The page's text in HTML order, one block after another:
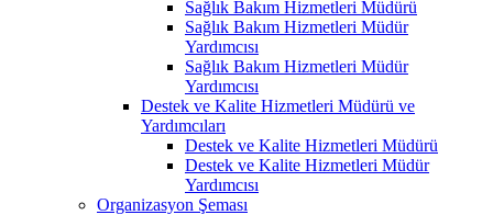
Sağlık Bakım Hizmetleri Müdürü
Sağlık Bakım Hizmetleri Müdür
Yardımcısı
Sağlık Bakım Hizmetleri Müdür
Yardımcısı
Destek ve Kalite Hizmetleri Müdürü ve
Yardımcıları
Destek ve Kalite Hizmetleri Müdürü
Destek ve Kalite Hizmetleri Müdür
Yardımcısı
Organizasyon Şeması